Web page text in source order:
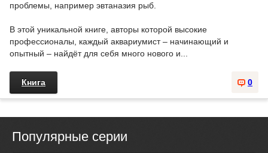
проблемы, например эвтаназия рыб.
В этой уникальной книге, авторы которой высокие
профессионалы, каждый аквариумист – начинающий и
опытный – найдёт для себя много нового и...
0
Книга
Популярные серии